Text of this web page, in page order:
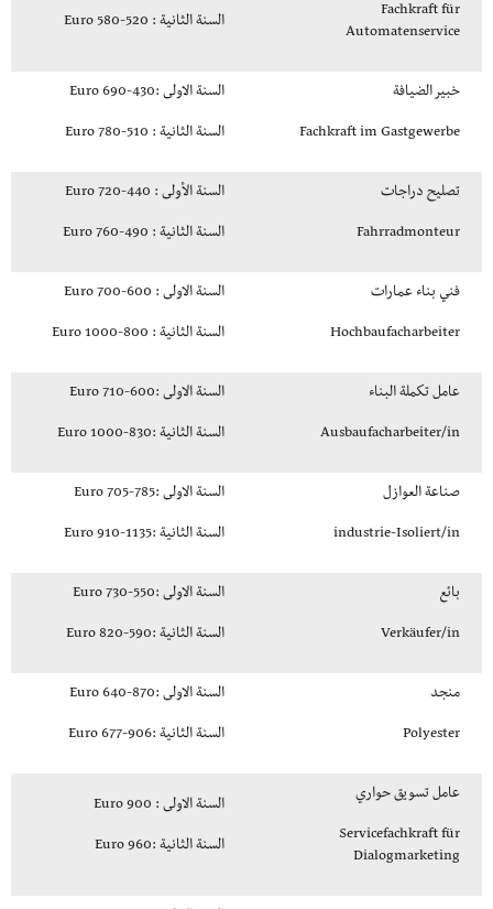
Fachkraft für
Automatenservice
السنة الثانية : 520-580 Euro
خبير الضيافة
Fachkraft im Gastgewerbe
السنة الاولى :430-690 Euro
السنة الثانية : 510-780 Euro
تصليح دراجات
Fahrradmonteur
السنة الأولى : 440-720 Euro
السنة الثانية : 490-760 Euro
فني بناء عمارات
Hochbaufacharbeiter
السنة الاولى : 600-700 Euro
السنة الثانية : 800-1000 Euro
عامل تكملة البناء
Ausbaufacharbeiter/in
السنة الاولى :600-710 Euro
السنة الثانية :830-1000 Euro
صناعة العوازل
industrie-Isoliert/in
السنة الاولى :785-705 Euro
السنة الثانية :1135-910 Euro
بائع
Verkäufer/in
السنة الاولى :550-730 Euro
السنة الثانية :590-820 Euro
منجد
Polyester
السنة الاولى :870-640 Euro
السنة الثانية :906-677 Euro
عامل تسويق حواري
Servicefachkraft für
Dialogmarketing
السنة الاولى : 900 Euro
السنة الثانية :960 Euro